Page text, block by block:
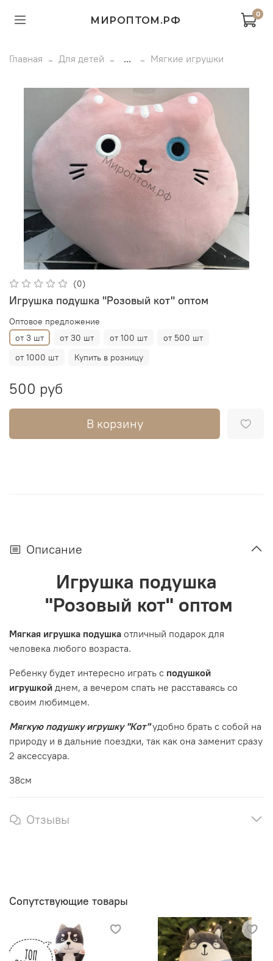
МИРОПТОМ.РФ
0
Главная Для детей ... Мягкие игрушки
(0)
Игрушка подушка "Розовый кот" оптом
Оптовое предложение
от 3 шт
от 30 шт от 100 шт
от 500 шт
от 1000 шт
Купить в розницу
500 руб
В корзину
Описание
Игрушка подушка
"Розовый кот" оптом
Мягкая игрушка подушка отличный подарок для
человека любого возраста.
Ребенку будет интересно играть с подушкой
игрушкой днем, а вечером спать не расставаясь со
своим любимцем.
Мягкую подушку игрушку "Кот"удобно брать с собой на
природу и в дальние поездки, так как она заменит сразу
2 аксессуара.
38см
Отзывы
Сопутствующие товары